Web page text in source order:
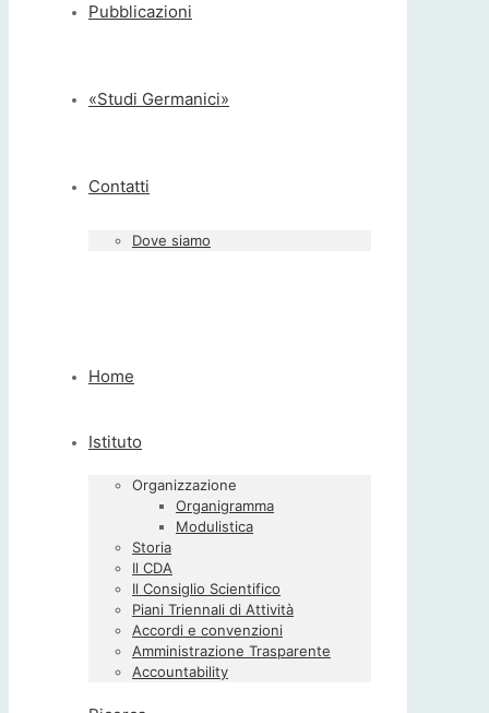
Pubblicazioni
«Studi Germanici»
Contatti
Dove siamo
Home
Istituto
Organizzazione
Organigramma
Modulistica
Storia
Il CDA
Il Consiglio Scientifico
Piani Triennali di Attività
Accordi e convenzioni
Amministrazione Trasparente
Accountability